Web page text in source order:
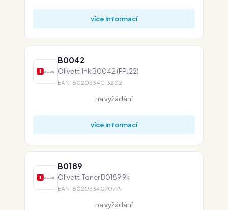
více informací
B0042
Olivetti Ink B0042 (FPJ22)
EAN: 8020334013202
na vyžádání
více informací
B0189
Olivetti Toner B0189 9k
EAN: 8020334070779
na vyžádání